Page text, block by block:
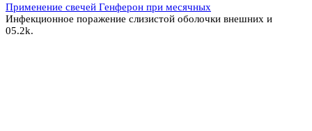
Применение свечей Генферон при месячных
Инфекционное поражение слизистой оболочки внешних и
05.2k.